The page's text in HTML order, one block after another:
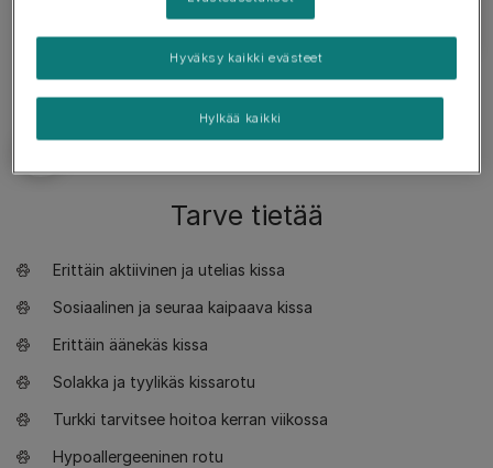
Tarve tietää
Erittäin aktiivinen ja utelias kissa
Sosiaalinen ja seuraa kaipaava kissa
Erittäin äänekäs kissa
Solakka ja tyylikäs kissarotu
Turkki tarvitsee hoitoa kerran viikossa
Hypoallergeeninen rotu
Hylkää kaikki
Hyväksy kaikki evästeet